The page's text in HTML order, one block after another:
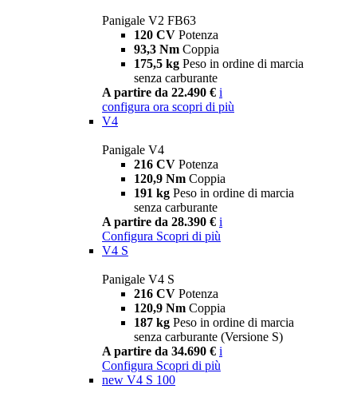
Panigale V2 FB63
120 CV Potenza
93,3 Nm Coppia
175,5 kg Peso in ordine di marcia
senza carburante
A partire da 22.490 € i
configura ora scopri di più
V4
Panigale V4
216 CV Potenza
120,9 Nm Coppia
191 kg Peso in ordine di marcia
senza carburante
A partire da 28.390 € i
Configura Scopri di più
V4 S
Panigale V4 S
216 CV Potenza
120,9 Nm Coppia
187 kg Peso in ordine di marcia
senza carburante (Versione S)
A partire da 34.690 € i
Configura Scopri di più
new V4 S 100